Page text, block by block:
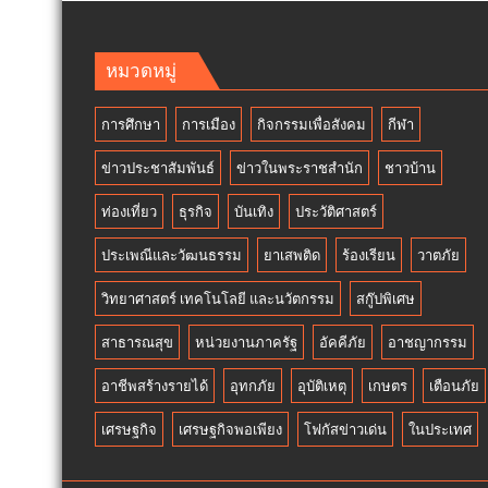
จาก
ขยะ
เปลี่ยน
กอง
ขยะ
เป็นก
บุญ
รพี“
ศรัทธา
หมวดหมู่
การศึกษา การเมือง กิจกรรมเพื่อสังคม กีฬา
ข่าวประชาสัมพันธ์ ข่าวในพระราชสำนัก ชาวบ้าน
ท่องเที่ยว ธุรกิจ บันเทิง ประวัติศาสตร์
ประเพณีและวัฒนธรรม ยาเสพติด ร้องเรียน วาตภัย
วิทยาศาสตร์ เทคโนโลยี และนวัตกรรม สกู๊ปพิเศษ
สาธารณสุข หน่วยงานภาครัฐ อัคคีภัย อาชญากรรม
อาชีพสร้างรายได้ อุทกภัย อุบัติเหตุ เกษตร เตือนภัย
เศรษฐกิจ เศรษฐกิจพอเพียง โฟกัสข่าวเด่น ในประเทศ